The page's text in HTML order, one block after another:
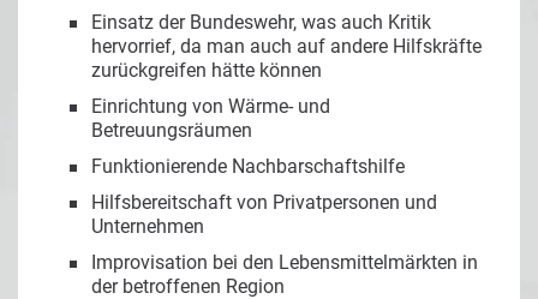
Einsatz der Bundeswehr, was auch Kritik
hervorrief, da man auch auf andere Hilfskräfte
zurückgreifen hätte können
Einrichtung von Wärme- und
Betreuungsräumen
Funktionierende Nachbarschaftshilfe
Hilfsbereitschaft von Privatpersonen und
Unternehmen
Improvisation bei den Lebensmittelmärkten in
der betroffenen Region